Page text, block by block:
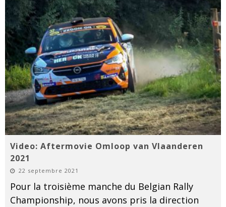
Video: Aftermovie Omloop van Vlaanderen
2021
22 septembre 2021
Pour la troisième manche du Belgian Rally
Championship, nous avons pris la direction